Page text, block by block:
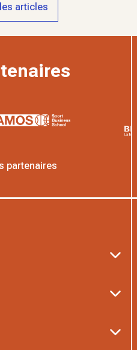
articles
partenaires